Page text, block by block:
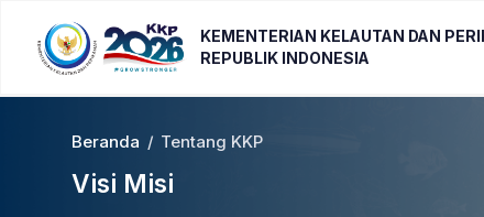
KEMENTERIAN KELAUTAN DAN
REPUBLIK INDONESIA
Beranda / Tentang KKP
Visi Misi